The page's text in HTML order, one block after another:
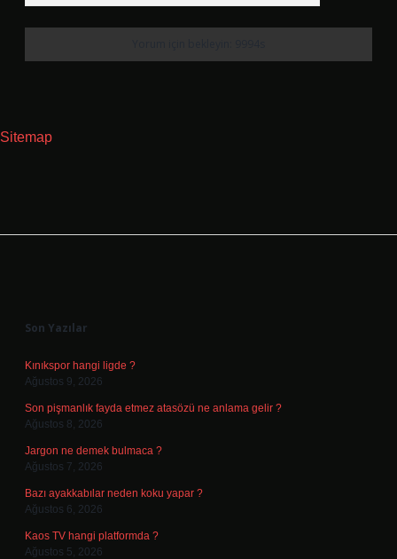
Sitemap
Son Yazılar
Kınıkspor hangi ligde ?
Ağustos 9, 2026
Son pişmanlık fayda etmez atasözü ne anlama gelir ?
Ağustos 8, 2026
Jargon ne demek bulmaca ?
Ağustos 7, 2026
Bazı ayakkabılar neden koku yapar ?
Ağustos 6, 2026
Kaos TV hangi platformda ?
Ağustos 5, 2026